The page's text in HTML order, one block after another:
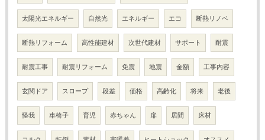
太陽光エネルギー 自然光 エネルギー エコ 断熱リノベ
断熱リフォーム 高性能建材 次世代建材 サポート 耐震
耐震工事 耐震リフォーム 免震 地震 金額 工事内容
玄関ドア スロープ 段差 価格 高齢化 将来 老後
怪我 車椅子 育児 赤ちゃん 扉 居間 床材